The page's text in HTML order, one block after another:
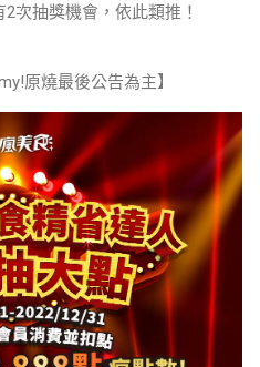
次抽獎機會，依此類推！
原燒最後公告為主】